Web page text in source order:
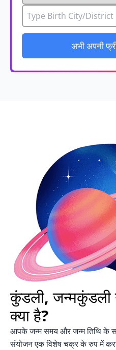
अभी अपनी
कुंडली, जन्मकुंडली
क्या है?
आपके जन्म समय और जन्म तिथि के
संयोजन एक विशेष चक्र के रुप में